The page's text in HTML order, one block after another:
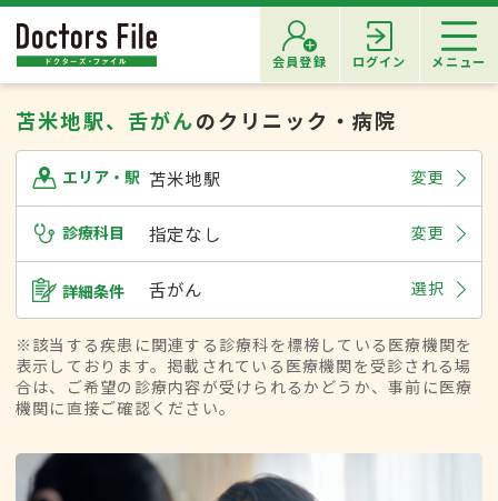
会員登録 ログイン メニュー
苫米地駅、舌がんのクリニック・病院
エリア・駅 苫米地駅 変更
診療科目 指定なし 変更
詳細条件 舌がん 選択
※該当する疾患に関連する診療科を標榜している医療機関を
表示しております。掲載されている医療機関を受診される場
合は、ご希望の診療内容が受けられるかどうか、事前に医療
機関に直接ご確認ください。